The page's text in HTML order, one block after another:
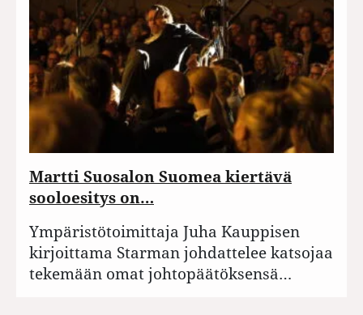
Martti Suosalon Suomea kiertävä
sooloesitys on…
Ympäristötoimittaja Juha Kauppisen
kirjoittama Starman johdattelee katsojaa
tekemään omat johtopäätöksensä…